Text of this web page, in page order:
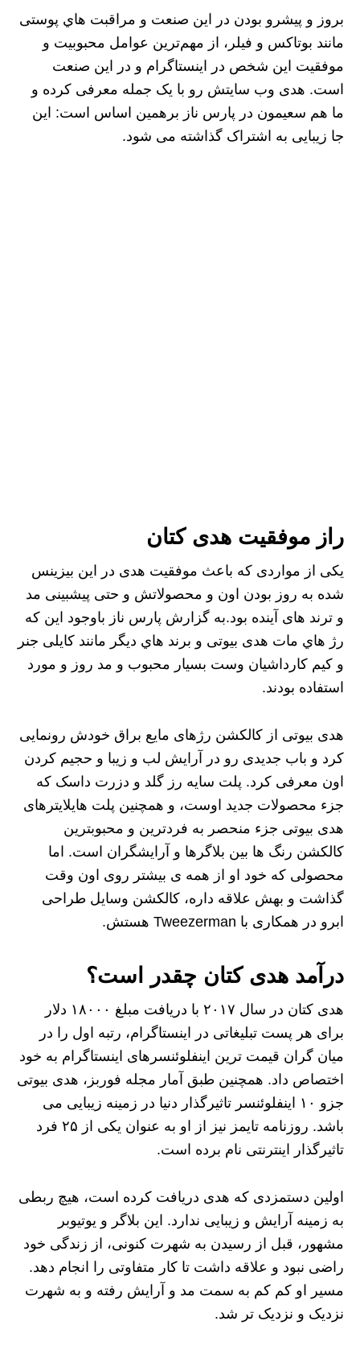
بروز و پیشرو بودن در این صنعت و مراقبت هاي پوستی
مانند بوتاکس و فیلر، از مهم‌ترین عوامل محبوبیت و
موفقیت این شخص در اینستاگرام و در این صنعت
است. هدی وب سایتش رو با یک جمله معرفی کرده و
ما هم سعیمون در پارس ناز برهمین اساس است: این
جا زیبایی به اشتراک گذاشته می شود.
راز موفقیت هدی کتان
یکی از مواردی که باعث موفقیت هدی در این بیزینس
شده به روز بودن اون و محصولاتش و حتی پیشبینی مد
و ترند های آینده بود.به گزارش پارس ناز باوجود این که
رژ هاي مات هدی بیوتی و برند هاي دیگر مانند کایلی جنر
و کیم کارداشیان وست بسیار محبوب و مد روز و مورد
استفاده بودند.
هدی بیوتی از کالکشن رژهای مایع براق خودش رونمایی
کرد و باب جدیدی رو در آرایش لب و زیبا و حجیم کردن
اون معرفی کرد. پلت سایه رز گلد و دزرت داسک که
جزء محصولات جدید اوست، و همچنین پلت هایلایترهای
هدی بیوتی جزء منحصر به فردترین و محبوبترین
کالکشن رنگ ها بین بلاگرها و آرایشگران است. اما
محصولی که خود او از همه ی بیشتر روی اون وقت
گذاشت و بهش علاقه داره، کالکشن وسایل طراحی
ابرو در همکاری با Tweezerman هستش.
درآمد هدی کتان چقدر است؟
هدی کتان در سال ۲۰۱۷ با دریافت مبلغ ۱۸۰۰۰ دلار
برای هر پست تبلیغاتی در اینستاگرام، رتبه اول را در
میان گران قیمت ترین اینفلوئنسرهای اینستاگرام به خود
اختصاص داد. همچنین طبق آمار مجله فوربز، هدی بیوتی
جزو ۱۰ اینفلوئنسر تاثیرگذار دنیا در زمینه زیبایی می
باشد. روزنامه تایمز نیز از او به عنوان یکی از ۲۵ فرد
تاثیرگذار اینترنتی نام برده است.
اولین دستمزدی که هدی دریافت کرده است، هیچ ربطی
به زمینه آرایش و زیبایی ندارد. این بلاگر و یوتیوبر
مشهور، قبل از رسیدن به شهرت کنونی، از زندگی خود
راضی نبود و علاقه داشت تا کار متفاوتی را انجام دهد.
مسیر او کم کم به سمت مد و آرایش رفته و به شهرت
نزدیک و نزدیک تر شد.